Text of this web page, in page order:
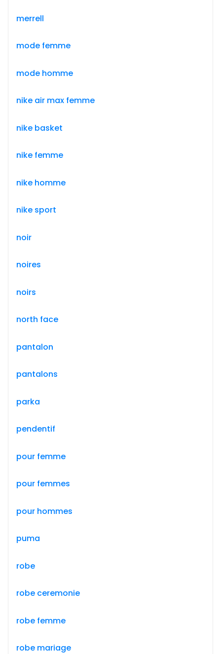
merrell
mode femme
mode homme
nike air max femme
nike basket
nike femme
nike homme
nike sport
noir
noires
noirs
north face
pantalon
pantalons
parka
pendentif
pour femme
pour femmes
pour hommes
puma
robe
robe ceremonie
robe femme
robe mariage